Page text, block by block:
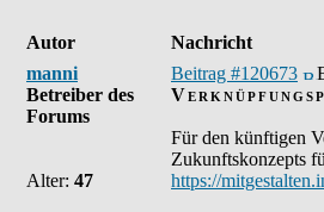
Autor
Nachricht
manni
Betreiber des
Forums
Alter: 47
Beitrag #120673
Für den künftigen
Zukunftskonzepts
https://